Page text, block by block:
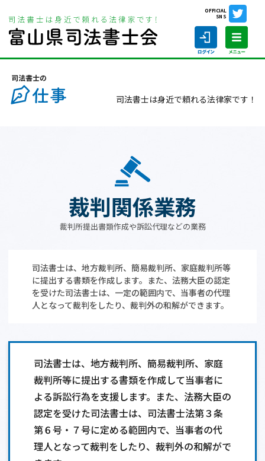
OFFICIAL
SNS
司法書士の仕事 裁判関係業務
司法書士は身近で頼れる法律家です！
裁判関係業務
裁判所提出書類作成や訴訟代理などの業務
司法書士は、地方裁判所、簡易裁判所、家庭裁判所等
に提出する書類を作成します。また、法務大臣の認定
を受けた司法書士は、一定の範囲内で、当事者の代理
人となって裁判をしたり、裁判外の和解ができます。
司法書士は、地方裁判所、簡易裁判所、家庭
裁判所等に提出する書類を作成して当事者に
よる訴訟行為を支援します。また、法務大臣の
認定を受けた司法書士は、司法書士法第３条
第６号・７号に定める範囲内で、当事者の代
理人となって裁判をしたり、裁判外の和解がで
司法書士の仕事
司法書士に相談する
相談会情報・お知らせ
サイトマップ